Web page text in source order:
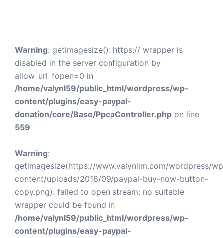
Warning: getimagesize(): https:// wrapper is
disabled in the server configuration by
allow_url_fopen=0 in
/home/valynl59/public_html/wordpress/wp-
content/plugins/easy-paypal-
donation/core/Base/PpcpController.php on line
559
Warning:
getimagesize(https://www.valynlim.com/wordpress/
content/uploads/2018/09/paypal-buy-now-button-
copy.png): failed to open stream: no suitable
wrapper could be found in
/home/valynl59/public_html/wordpress/wp-
content/plugins/easy-paypal-